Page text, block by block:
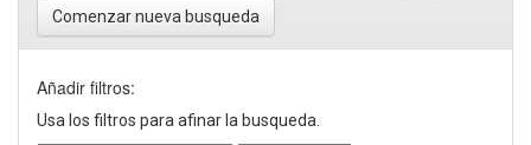
Comenzar nueva busqueda
Añadir filtros:
Usa los filtros para afinar la busqueda.